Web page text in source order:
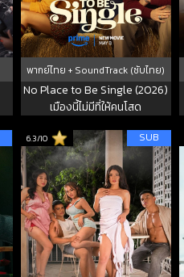
พากย์ไทย + SoundTrack (ซับไทย)
No Place to Be Single (2026)
เมืองนี้ไม่มีที่ให้คนโสด
6.3/10 SUB